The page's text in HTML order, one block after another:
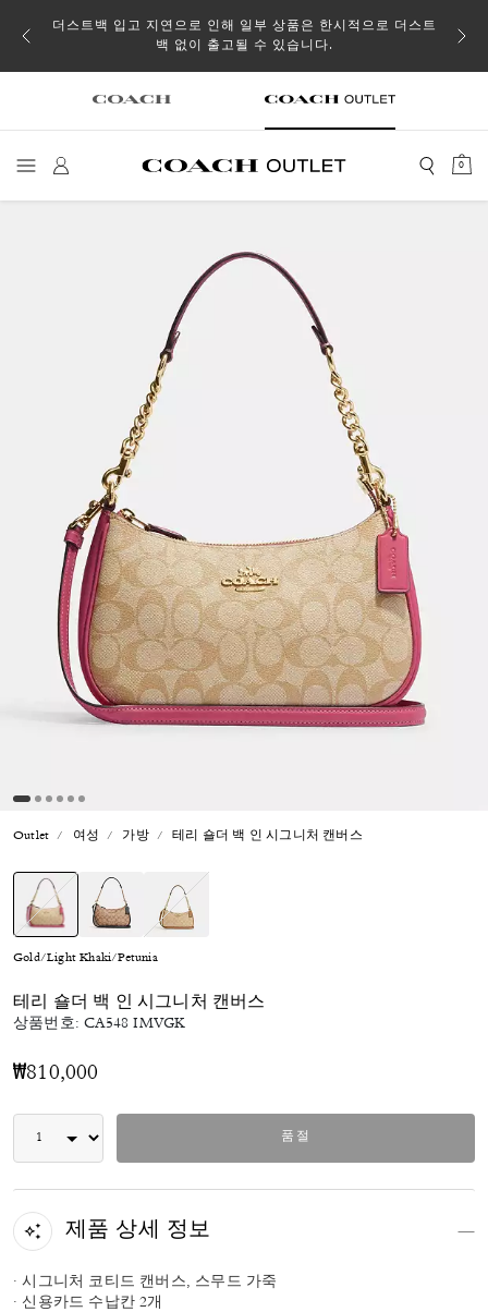
될 수
더스트백 입고 지연으로 인해 일부 상품은 한시적으로 더스트
백 없이 출고될 수 있습니다.
0
Outlet 여성 가방 테리 숄더 백 인 시그니처 캔버스
Gold/Light Khaki/Petunia
테리 숄더 백 인 시그니처 캔버스
상품번호:CA548 IMVGK
₩810,000
품절
제품 상세 정보
· 시그니처 코티드 캔버스, 스무드 가죽
· 신용카드 수납칸 2개